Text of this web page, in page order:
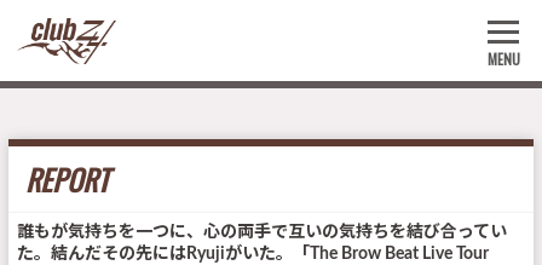
MENU
REPORT
誰もが気持ちを一つに、心の両手で互いの気持ちを結び合ってい
た。結んだその先にはRyujiがいた。「The Brow Beat Live Tour